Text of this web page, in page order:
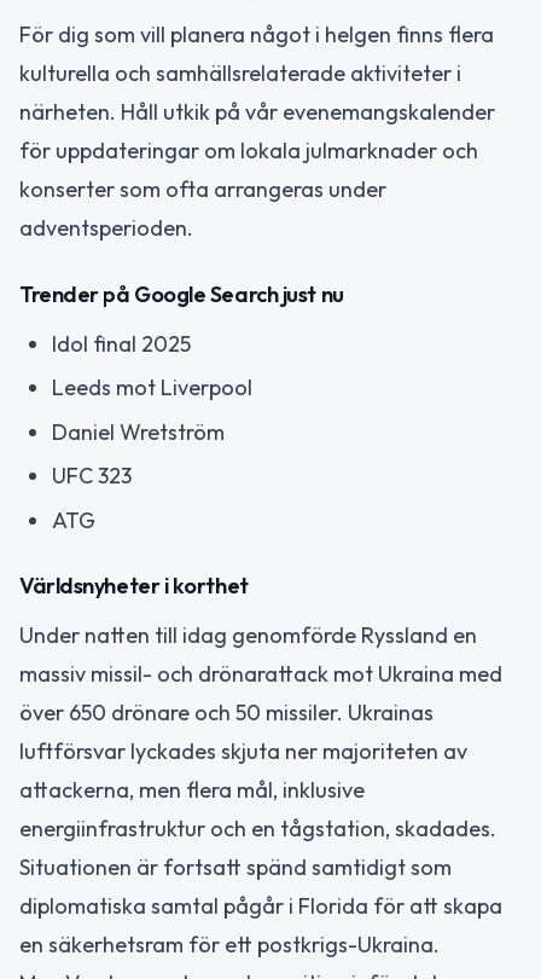
För dig som vill planera något i helgen finns flera
kulturella och samhällsrelaterade aktiviteter i
närheten. Håll utkik på vår evenemangskalender
för uppdateringar om lokala julmarknader och
konserter som ofta arrangeras under
adventsperioden.
Trender på Google Search just nu
Idol final 2025
Leeds mot Liverpool
Daniel Wretström
UFC 323
ATG
Världsnyheter i korthet
Under natten till idag genomförde Ryssland en
massiv missil- och drönarattack mot Ukraina med
över 650 drönare och 50 missiler. Ukrainas
luftförsvar lyckades skjuta ner majoriteten av
attackerna, men flera mål, inklusive
energiinfrastruktur och en tågstation, skadades.
Situationen är fortsatt spänd samtidigt som
diplomatiska samtal pågår i Florida för att skapa
en säkerhetsram för ett postkrigs-Ukraina.